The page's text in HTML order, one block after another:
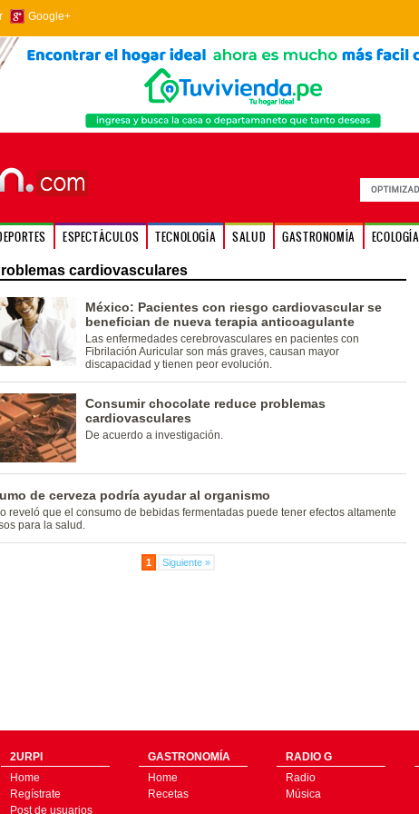
Google+
ESPECTÁCULOS TECNOLOGÍA SALUD GASTRONOMÍA ECOLOGÍA
cardiovasculares
México: Pacientes con riesgo cardiovascular se
benefician de nueva terapia anticoagulante
Las enfermedades cerebrovasculares en pacientes con
Fibrilación Auricular son más graves, causan mayor
discapacidad y tienen peor evolución.
Consumir chocolate reduce problemas
cardiovasculares
De acuerdo a investigación.
de cerveza podría ayudar al organismo
reveló que el consumo de bebidas fermentadas puede tener efectos altamente
para la salud.
1 Siguiente »
2URPI
Home
Regístrate
Post de usuarios
GASTRONOMÍA
Home
Recetas
RADIO G
Radio
Música